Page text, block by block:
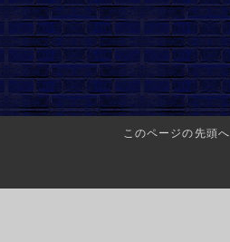
このページの先頭へ